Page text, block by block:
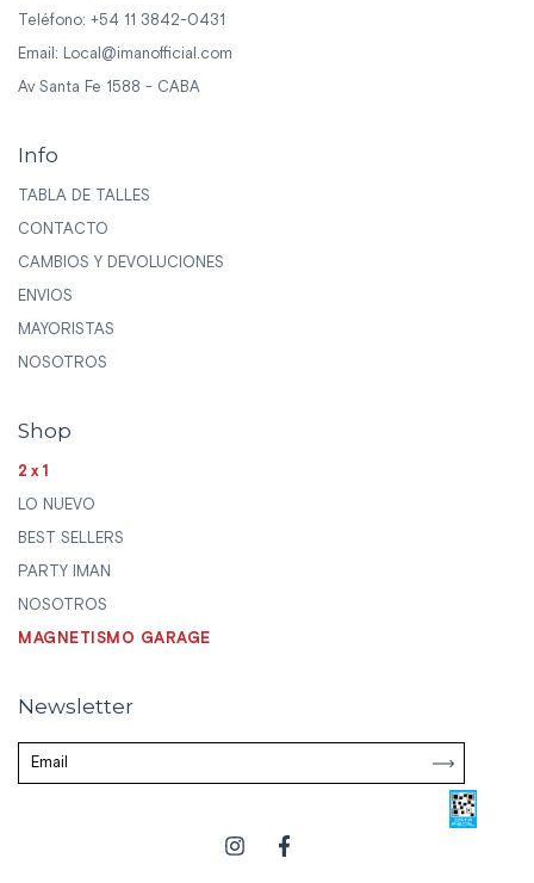
Teléfono: +54 11 3842-0431
Email: Local@imanofficial.com
Av Santa Fe 1588 - CABA
Info
TABLA DE TALLES
CONTACTO
CAMBIOS Y DEVOLUCIONES
ENVIOS
MAYORISTAS
NOSOTROS
Shop
2x1
LO NUEVO
BEST SELLERS
PARTY IMAN
NOSOTROS
MAGNETISMO GARAGE
Newsletter